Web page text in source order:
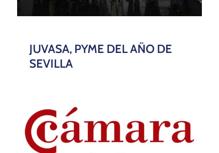
JUVASA, PYME DEL AÑO DE
SEVILLA